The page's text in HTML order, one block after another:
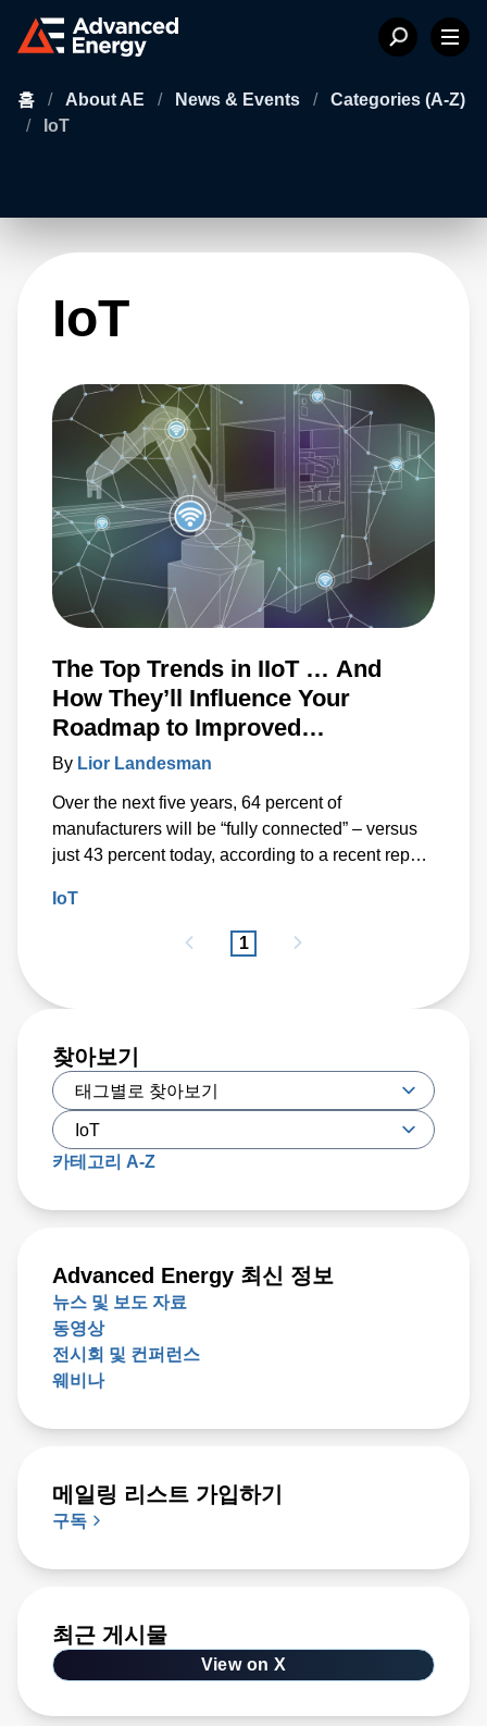
홈 / About AE / News & Events /
Categories (A-Z)
/
IoT
IoT
The Top Trends in IIoT … And
How They’ll Influence Your
Roadmap to Improved
Operational Visibility and Higher
By Lior Landesman
Over the next five years, 64 percent of
manufacturers will be “fully connected” – versus
just 43 percent today, according to a recent report
IoT
1
찾아보기
카테고리 A-Z
Advanced Energy 최신 정보
뉴스 및 보도 자료
동영상
전시회 및 컨퍼런스
웨비나
메일링 리스트 가입하기
구독
최근 게시물
View on X